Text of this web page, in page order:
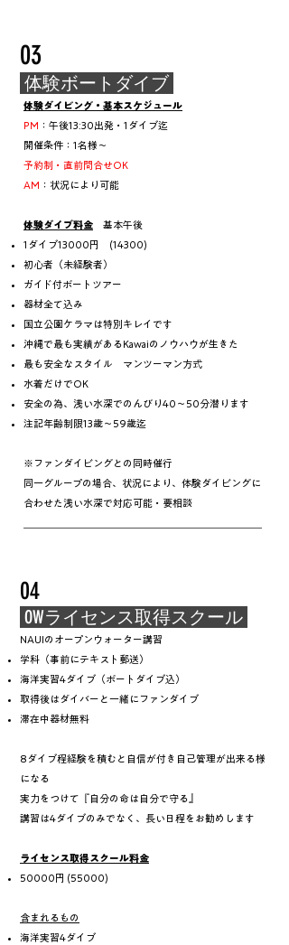
03
​ 体験ボートダイブ
体験ダイビング・基本スケジュール
PM ：午後13:30出発・1ダイブ迄
開催条件：1名様〜
予約制・直前問合せOK
AM ：状況により可能
体験ダイブ料金 基本午後
1ダイブ13000円 (14300)
初心者（未経験者）
ガイド付ボートツアー
器材全て込み
国立公園ケラマは特別キレイです
沖縄で最も実績があるKawaiのノウハウが生きた
最も安全なスタイル マンツーマン方式
水着だけでOK
安全の為、浅い水深でのんびり40〜50分潜ります
注記年齢制限13歳〜59歳迄
※ファンダイビングとの同時催行
​同一グループの場合、状況により、体験ダイビングに
合わせた浅い水深で対応可能・要相談
04
OWライセンス取得スクール
NAUIのオープンウォーター講習
学科（事前にテキスト郵送）
海洋実習4ダイブ（ボートダイブ込）
取得後はダイバーと一緒にファンダイブ
滞在中器材無料​
8ダイブ程経験を積むと自信が付き自己管理が出来る様
になる
実力をつけて『自分の命は自分で守る』
講習は4​ダイブのみでなく、長い日程をお勧めします
ライセンス取得スクール料金
50000円 (55000)
含まれるもの
海洋実習4ダイブ